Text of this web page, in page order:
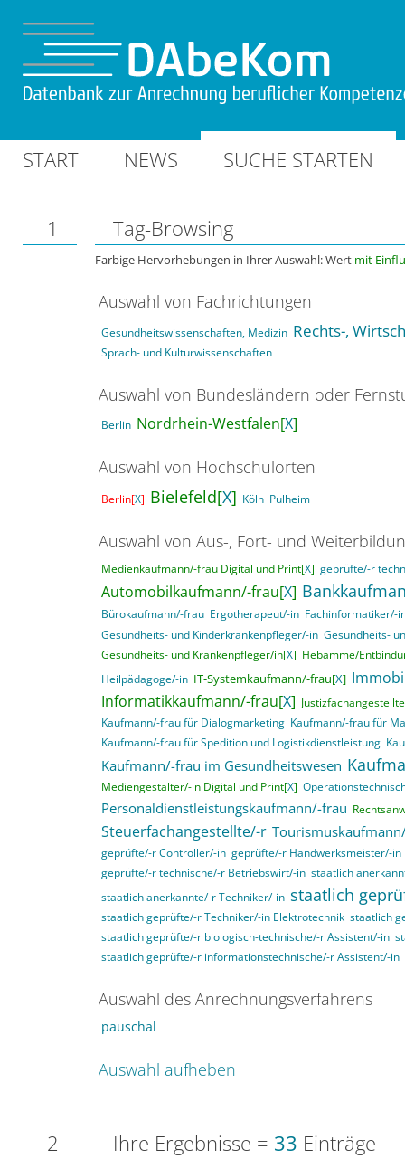
START NEWS SUCHE STARTEN
1 Tag-Browsing
Farbige Hervorhebungen in Ihrer Auswahl: Wert mit
Auswahl von Fachrichtungen
Gesundheitswissenschaften, Medizin Rechts-,
Sprach- und Kulturwissenschaften
Auswahl von Bundesländern oder
Berlin Nordrhein-Westfalen[X]
Auswahl von Hochschulorten
Berlin[X] Bielefeld[X] Köln Pulheim
Auswahl von Aus-, Fort- und
Medienkaufmann/-frau Digital und Print[X] geprüfte/-r
Automobilkaufmann/-frau[X]
Bürokaufmann/-frau Ergotherapeut/-in Fachinformatiker/-
Gesundheits- und Kinderkrankenpfleger/-in Gesundheits-
Gesundheits- und Krankenpfleger/in[X] Hebamme/
Heilpädagoge/-in IT-Systemkaufmann/-frau[X]
Informatikkaufmann/-frau[X]
Kaufmann/-frau für Dialogmarketing Kaufmann/-frau für
Kaufmann/-frau für Spedition und Logistikdienstleistung
Kaufmann/-frau im Gesundheitswesen
Mediengestalter/-in Digital und Print[X]
Personaldienstleistungskaufmann/-frau
Steuerfachangestellte/-r
geprüfte/-r Controller/-in geprüfte/-r Handwerksmeister/-in
geprüfte/-r technische/-r Betriebswirt/-in staatlich
staatlich anerkannte/-r Techniker/-in staatlich
staatlich geprüfte/-r Techniker/-in Elektrotechnik staatlich
staatlich geprüfte/-r biologisch-technische/-r Assistent/-in
staatlich geprüfte/-r informationstechnische/-r Assistent/-in
Auswahl des Anrechnungsverfahrens
pauschal
Auswahl aufheben
2 Ihre Ergebnisse = 33 Einträge